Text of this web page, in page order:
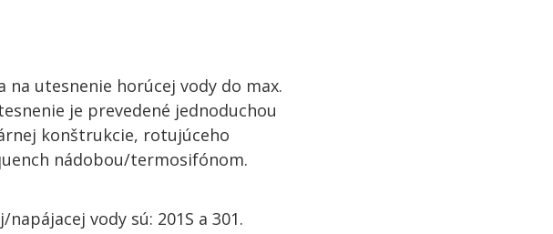
na utesnenie horúcej vody do max.
je prevedené jednoduchou
konštrukcie, rotujúceho
nádobou/termosifónom.
vody sú: 201S a 301.